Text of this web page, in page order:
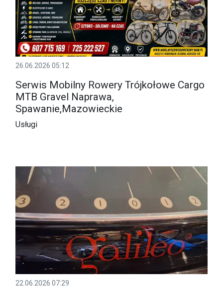
26.06.2026 05:12
Serwis Mobilny Rowery Trójkołowe Cargo
MTB Gravel Naprawa,
Spawanie,Mazowieckie
Usługi
22.06.2026 07:29